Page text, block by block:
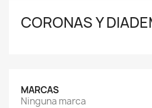
CORONAS Y
MARCAS
Ninguna marca